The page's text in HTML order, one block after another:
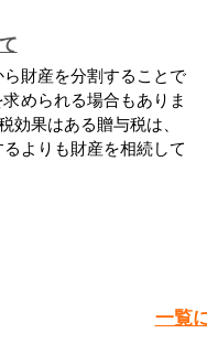
ら財産を分割することで
められる場合もありま
効果はある贈与税は、
よりも財産を相続して
一覧